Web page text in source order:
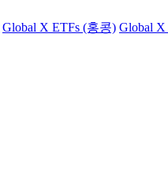
Global X ETFs (홍콩) Global